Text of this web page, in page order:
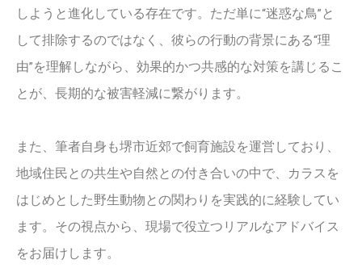
しようと進化している存在です。ただ単に“迷惑な鳥”と
して排除するのではなく、彼らの行動の背景にある“理
由”を理解しながら、効果的かつ共感的な対策を講じるこ
とが、長期的な被害軽減に繋がります。
また、筆者自身も堺市近郊で飼育施設を運営しており、
地域住民との共生や自然との付き合いの中で、カラスを
はじめとした野生動物との関わりを実践的に経験してい
ます。その視点から、現場で役立つリアルなアドバイス
をお届けします。